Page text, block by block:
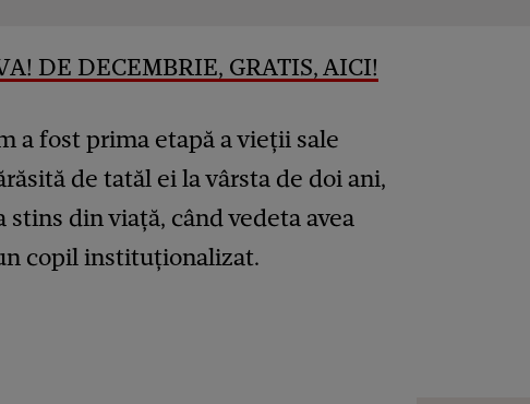
DE DECEMBRIE, GRATIS, AICI!
a fost prima etapă a vieții sale
de tatăl ei la vârsta de doi ani,
stins din viață, când vedeta avea
copil instituționalizat.